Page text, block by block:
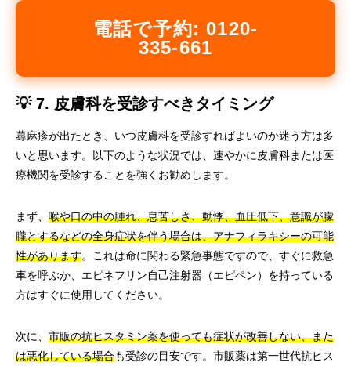
電話で予約: 0120-
335-661
💡 7. 皮膚科を受診すべきタイミング
蕁麻疹が出たとき、いつ皮膚科を受診すればよいのか迷う方は多
いと思います。以下のような状況では、速やかに皮膚科または医
療機関を受診することを強くお勧めします。
まず、 喉や口の中の腫れ、息苦しさ、動悸、血圧低下、意識が朦
朧とするなどの全身症状を伴う場合は、アナフィラキシーの可能
性があります。これは命に関わる緊急事態ですので、すぐに救急
車を呼ぶか、エピネフリン自己注射器（エピペン）を持っている
方はすぐに使用してください。
次に、 市販の抗ヒスタミン薬を使っても症状が改善しない、また
は悪化している場合も受診の目安です。市販薬は第一世代抗ヒス